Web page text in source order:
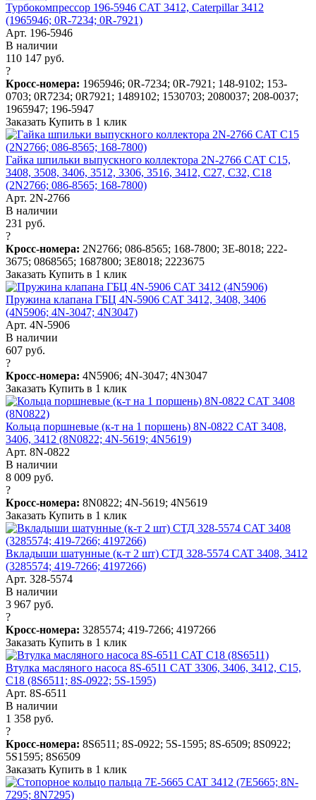
Турбокомпрессор 196-5946 CAT 3412, Caterpillar 3412
(1965946; 0R-7234; 0R-7921)
Арт. 196-5946
В наличии
110 147 руб.
?
Кросс-номера: 1965946; 0R-7234; 0R-7921; 148-9102; 153-
0703; 0R7234; 0R7921; 1489102; 1530703; 2080037; 208-0037;
1965947; 196-5947
Заказать Купить в 1 клик
Гайка шпильки выпускного коллектора 2N-2766 CAT C15,
3408, 3508, 3406, 3512, 3306, 3516, 3412, C27, C32, C18
(2N2766; 086-8565; 168-7800)
Арт. 2N-2766
В наличии
231 руб.
?
Кросс-номера: 2N2766; 086-8565; 168-7800; 3E-8018; 222-
3675; 0868565; 1687800; 3E8018; 2223675
Заказать Купить в 1 клик
Пружина клапана ГБЦ 4N-5906 CAT 3412, 3408, 3406
(4N5906; 4N-3047; 4N3047)
Арт. 4N-5906
В наличии
607 руб.
?
Кросс-номера: 4N5906; 4N-3047; 4N3047
Заказать Купить в 1 клик
Кольца поршневые (к-т на 1 поршень) 8N-0822 CAT 3408,
3406, 3412 (8N0822; 4N-5619; 4N5619)
Арт. 8N-0822
В наличии
8 009 руб.
?
Кросс-номера: 8N0822; 4N-5619; 4N5619
Заказать Купить в 1 клик
Вкладыши шатунные (к-т 2 шт) СТД 328-5574 CAT 3408, 3412
(3285574; 419-7266; 4197266)
Арт. 328-5574
В наличии
3 967 руб.
?
Кросс-номера: 3285574; 419-7266; 4197266
Заказать Купить в 1 клик
Втулка масляного насоса 8S-6511 CAT 3306, 3406, 3412, C15,
C18 (8S6511; 8S-0922; 5S-1595)
Арт. 8S-6511
В наличии
1 358 руб.
?
Кросс-номера: 8S6511; 8S-0922; 5S-1595; 8S-6509; 8S0922;
5S1595; 8S6509
Заказать Купить в 1 клик